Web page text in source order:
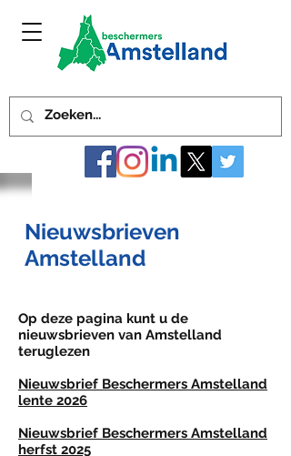
Nieuwsbrieven
Amstelland
Op deze pagina kunt u de
nieuwsbrieven van Amstelland
teruglezen
Nieuwsbrief Beschermers Amstelland
lente 2026
Nieuwsbrief Beschermers Amstelland
herfst 2025